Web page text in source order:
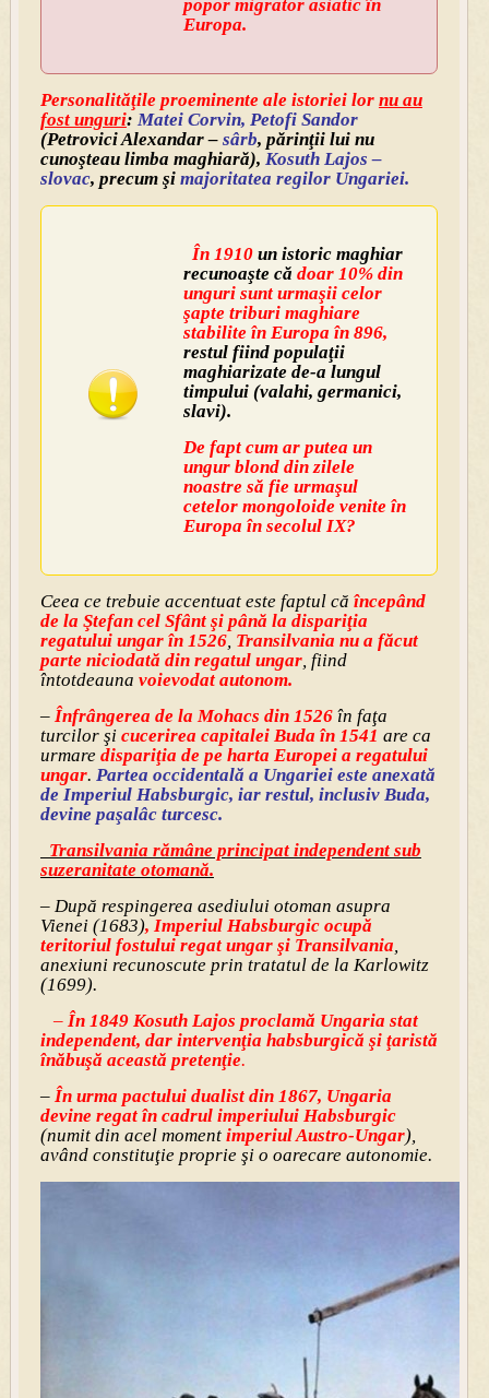
popor migrator asiatic în
Europa.
Personalităţile proeminente ale istoriei lor nu au
fost unguri: Matei Corvin, Petofi Sandor
(Petrovici Alexandar – sârb, părinţii lui nu
cunoşteau limba maghiară), Kosuth Lajos –
slovac, precum şi majoritatea regilor Ungariei.
În 1910 un istoric maghiar
recunoaşte că doar 10% din
unguri sunt urmaşii celor
şapte triburi maghiare
stabilite în Europa în 896,
restul fiind populaţii
maghiarizate de-a lungul
timpului (valahi, germanici,
slavi).
De fapt cum ar putea un
ungur blond din zilele
noastre să fie urmaşul
cetelor mongoloide venite în
Europa în secolul IX?
Ceea ce trebuie accentuat este faptul că începând
de la Ştefan cel Sfânt şi până la dispariţia
regatului ungar în 1526, Transilvania nu a făcut
parte niciodată din regatul ungar, fiind
întotdeauna voievodat autonom.
–Înfrângerea de la Mohacs din 1526 în faţa
turcilor şi cucerirea capitalei Buda în 1541 are ca
urmare dispariţia de pe harta Europei a regatului
ungar. Partea occidentală a Ungariei este anexată
de Imperiul Habsburgic, iar restul, inclusiv Buda,
devine paşalâc turcesc.
Transilvania rămâne principat independent sub
suzeranitate otomană.
– După respingerea asediului otoman asupra
Vienei (1683), Imperiul Habsburgic ocupă
teritoriul fostului regat ungar şi Transilvania,
anexiuni recunoscute prin tratatul de la Karlowitz
(1699).
–În 1849 Kosuth Lajos proclamă Ungaria stat
independent, dar intervenţia habsburgică şi ţaristă
înăbuşă această pretenţie.
– În urma pactului dualist din 1867, Ungaria
devine regat în cadrul imperiului Habsburgic
(numit din acel momentimperiul Austro-Ungar),
având constituţie proprie şi o oarecare autonomie.